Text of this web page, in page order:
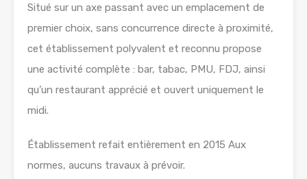
Situé sur un axe passant avec un emplacement de
premier choix, sans concurrence directe à proximité,
cet établissement polyvalent et reconnu propose
une activité complète : bar, tabac, PMU, FDJ, ainsi
qu’un restaurant apprécié et ouvert uniquement le
midi.
Établissement refait entièrement en 2015 Aux
normes, aucuns travaux à prévoir.